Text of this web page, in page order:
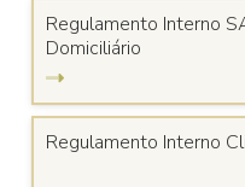
Regulamento Interno
Domiciliário
Regulamento Interno